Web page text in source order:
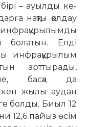
– ауылды ке­
нақты қолдау
болатын. Елді
инфрақұрылым
арт­ты­рады,
бас­қа да
жылы аудан
болды. Биыл 12
12,6 пайыз өсім